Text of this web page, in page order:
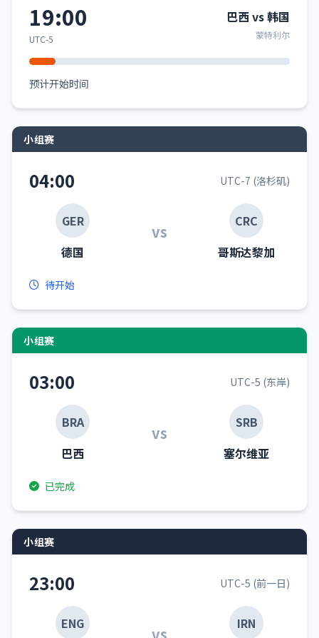
19:00
UTC-5
巴西 vs 韩国
蒙特利尔
预计开始时间
小组赛
04:00 UTC-7 (洛杉矶)
GER
德国
vs
CRC
哥斯达黎加
待开始
小组赛
03:00 UTC-5 (东岸)
BRA
巴西
vs
SRB
塞尔维亚
已完成
小组赛
23:00 UTC-5 (前一日)
ENG IRN